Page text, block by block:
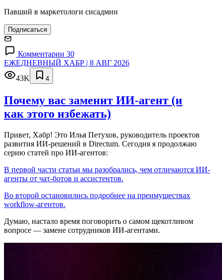
Павший в маркетологи сисадмин
Подписаться
Комментарии 30
ЕЖЕДНЕВНЫЙ ХАБР | 8 АВГ 2026
43K
4
Почему вас заменит ИИ‑агент (и
как этого избежать)
Привет, Хабр! Это Илья Петухов, руководитель проектов
развития ИИ-решений в Directum. Сегодня я продолжаю
серию статей про ИИ-агентов:
В первой части статьи мы разобрались, чем отличаются ИИ-
агенты от чат-ботов и ассистентов.
Во второй остановились подробнее на преимуществах
workflow-агентов.
Думаю, настало время поговорить о самом щекотливом
вопросе — замене сотрудников ИИ-агентами.